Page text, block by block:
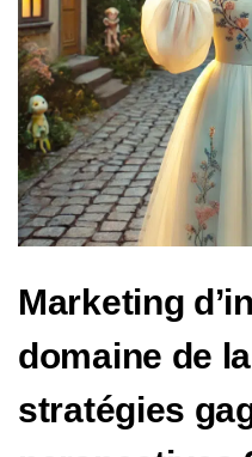
Marketing
domaine de
stratégies